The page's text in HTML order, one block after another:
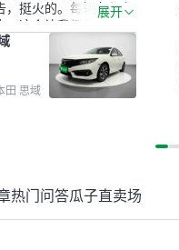
，挺火的。每辆车都有
，这个让我很放心。去
全凭卖家一张嘴，不敢
了本田思域，白色，过
，公里数符合，虽然价
理预期略高一点，但瓜
商那便宜，车况也有检
展开
田 思域
热门问答瓜子直卖场